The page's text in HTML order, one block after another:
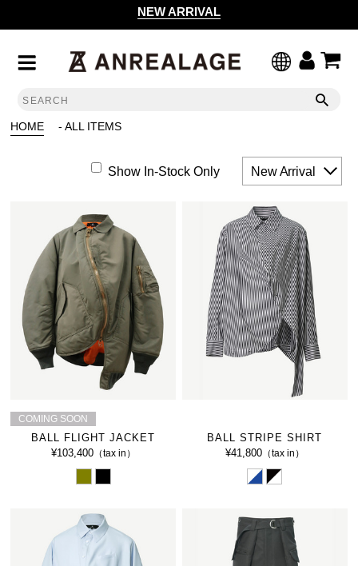
NEW ARRIVAL
HOME - ALL ITEMS
Show In-Stock Only New Arrival
COMING SOON
BALL FLIGHT JACKET
¥103,400（tax in）
BALL STRIPE SHIRT
¥41,800（tax in）